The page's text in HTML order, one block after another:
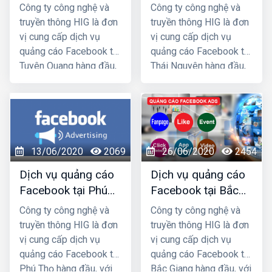
Quang giá rẻ, uy tín
Công ty công nghệ và
truyền thông HIG là đơn
vị cung cấp dịch vụ
quảng cáo Facebook tại
Tuyên Quang hàng đầu,
cho hàng trăm khách
hàng lớn nhỏ ở Hà
Nội và các tỉnh Miền
Bắc, chúng tôi chắc
chắn sẽ giúp quý khách
phát triển kinh doanh
nhanh chóng.
Nguyên giá rẻ, uy
tín
Công ty công nghệ và
truyền thông HIG là đơn
vị cung cấp dịch vụ
quảng cáo Facebook tại
Thái Nguyên hàng đầu,
nghiệm chạy quảng cáo
cho hàng trăm khách
hàng lớn nhỏ ở Hà
Nội và các tỉnh Miền
Bắc, chúng tôi chắc
chắn sẽ giúp quý khách
phát triển kinh doanh
nhanh chóng.
13/06/2020 2069
Dịch vụ quảng cáo
Facebook tại Phú
Thọ giá rẻ, uy tín
Công ty công nghệ và
truyền thông HIG là đơn
vị cung cấp dịch vụ
quảng cáo Facebook tại
Phú Thọ hàng đầu, với
26/06/2020 2454
Dịch vụ quảng cáo
Facebook tại Bắc
Giang giá rẻ, uy tín
Công ty công nghệ và
truyền thông HIG là đơn
vị cung cấp dịch vụ
quảng cáo Facebook tại
Bắc Giang hàng đầu, với